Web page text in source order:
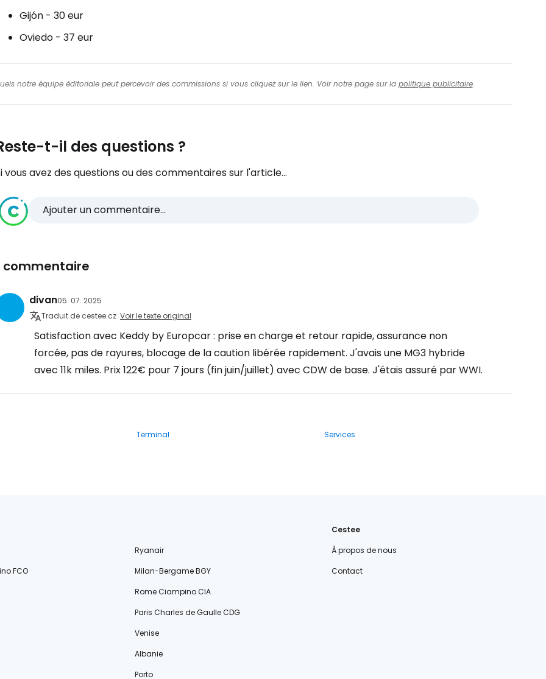
Gijón - 30 eur
Oviedo - 37 eur
notre équipe éditoriale peut percevoir des commissions si vous cliquez sur le lien. Voir notre page sur la politique publicitaire.
t-il des questions ?
vous avez des questions ou des commentaires sur l'article...
Ajouter un commentaire...
commentaire
divan05. 07. 2025
Traduit de cestee.cz Voir le texte original
Satisfaction avec Keddy by Europcar : prise en charge et retour rapide, assurance non
forcée, pas de rayures, blocage de la caution libérée rapidement. J'avais une MG3 hybride
avec 11k miles. Prix 122€ pour 7 jours (fin juin/juillet) avec CDW de base. J'étais assuré par WWI.
Terminal Services
Ryanair
FCO
Milan-Bergame BGY
Rome Ciampino CIA
Paris Charles de Gaulle CDG
Venise
Albanie
Porto
Cestee
À propos de nous
Contact